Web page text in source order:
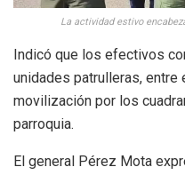
La actividad estivo
Indicó que los efectivos
unidades patrulleras,
movilización por los
parroquia.
El general Pérez Mota